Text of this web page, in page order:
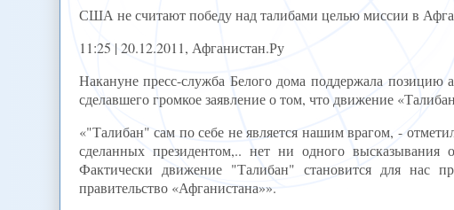
США не считают победу над талибами целью миссии в
11:25 | 20.12.2011, Афганистан.Ру
Накануне пресс-служба Белого дома поддержала позицию
сделавшего громкое заявление о том, что движение
«"Талибан" сам по себе не является нашим врагом, -
сделанных президентом,.. нет ни одного
Фактически движение "Талибан" становится для нас
правительство «Афганистана»».